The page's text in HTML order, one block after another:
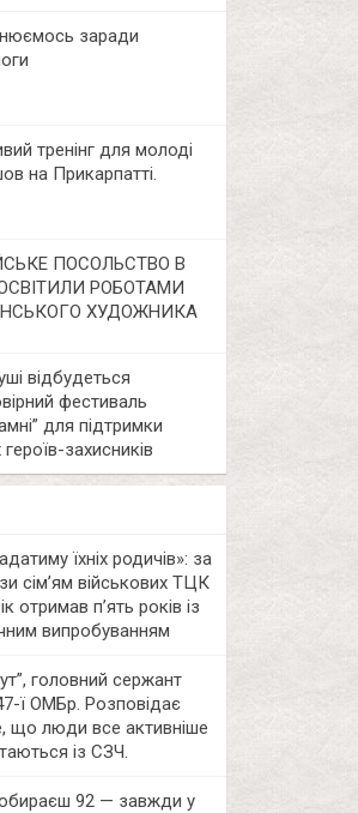
заради
тренінг для молоді
на Прикарпатті.
ПОСОЛЬСТВО В
РОБОТАМИ
ХУДОЖНИКА
відбудеться
фестиваль
для підтримки
захисників
їхніх родичів»: за
сім’ям військових ТЦК
отримав п’ять років із
випробуванням
головний сержант
ї ОМБр. Розповідає
що люди все активніше
із СЗЧ.
92 — завжди у